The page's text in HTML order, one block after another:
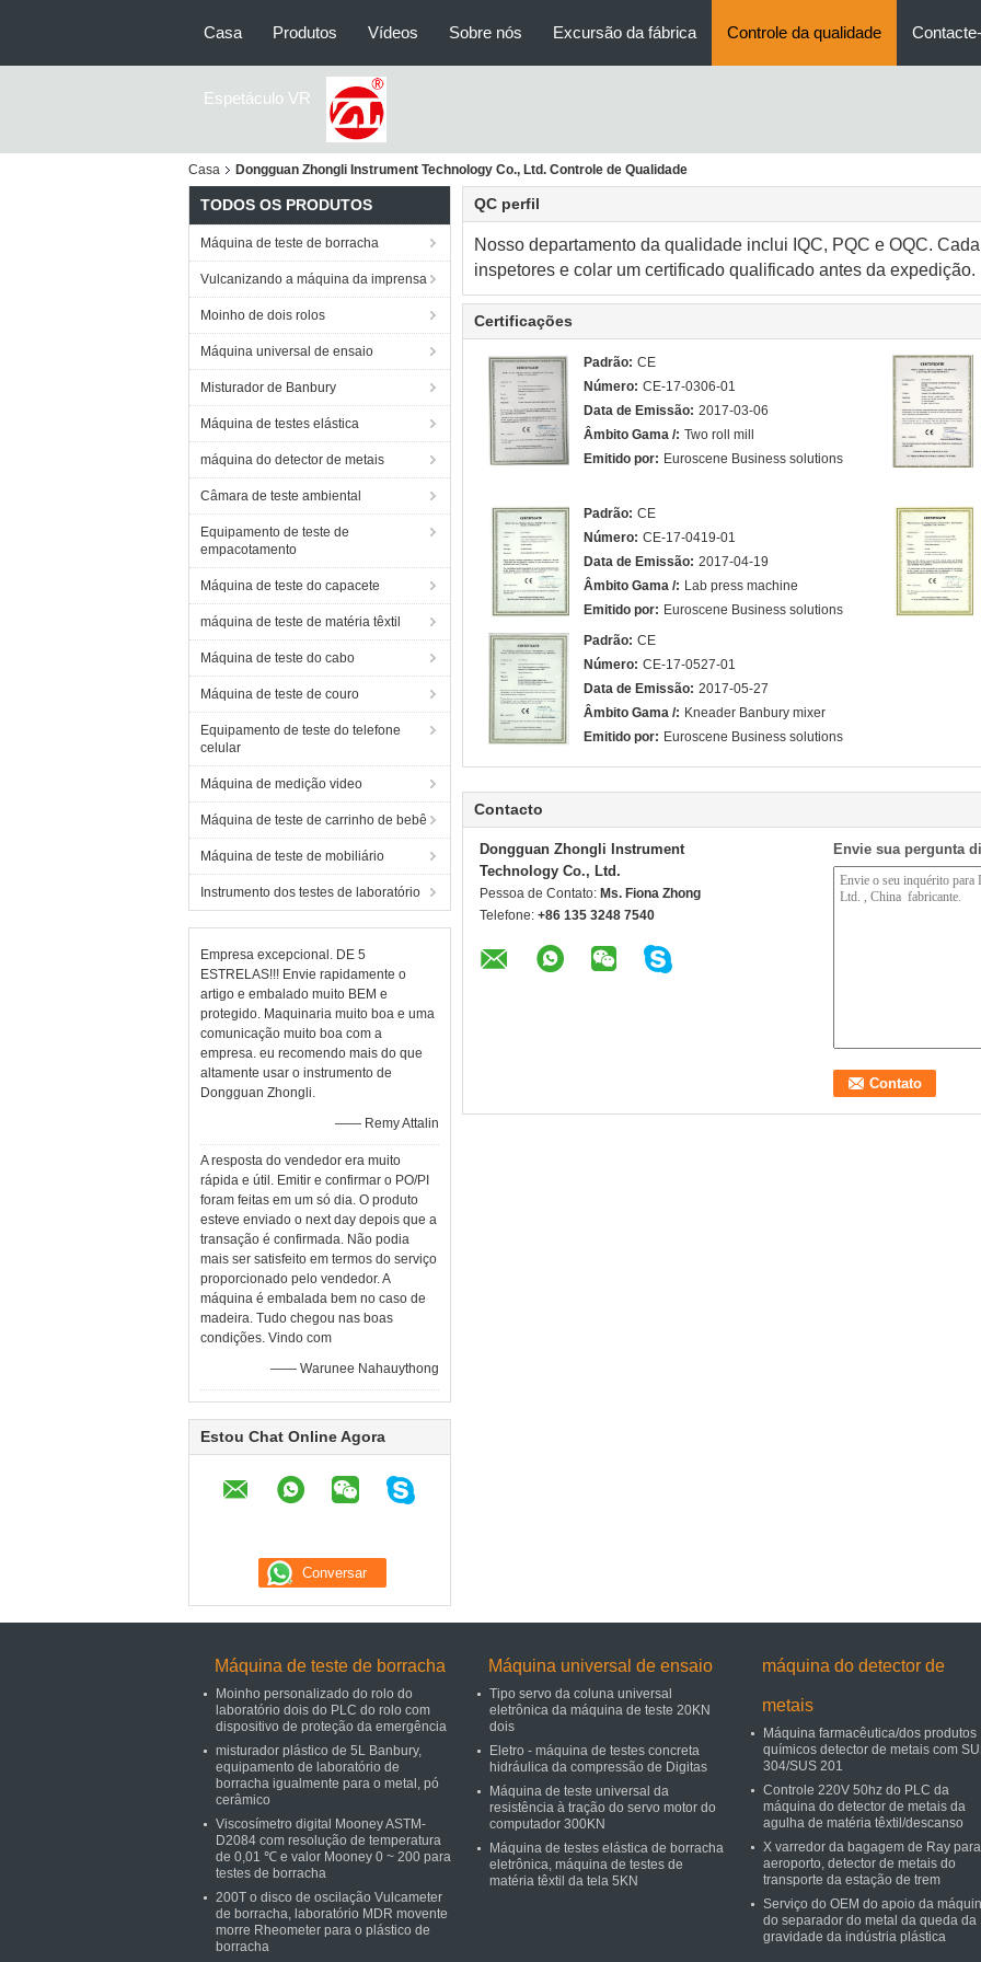
Casa Produtos Vídeos Sobre nós Excursão da fábrica Controle da qualidade
Espetáculo VR
Casa Dongguan Zhongli Instrument Technology Co., Ltd. Controle de Qualidade
TODOS OS PRODUTOS
Máquina de teste de borracha
Vulcanizando a máquina da imprensa
Moinho de dois rolos
Máquina universal de ensaio
Misturador de Banbury
Máquina de testes elástica
máquina do detector de metais
Câmara de teste ambiental
Equipamento de teste de
empacotamento
Máquina de teste do capacete
máquina de teste de matéria têxtil
Máquina de teste do cabo
Máquina de teste de couro
Equipamento de teste do telefone
celular
Máquina de medição video
Máquina de teste de carrinho de bebê
Máquina de teste de mobiliário
Instrumento dos testes de laboratório
Empresa excepcional. DE 5
ESTRELAS!!! Envie rapidamente o
artigo e embalado muito BEM e
protegido. Maquinaria muito boa e uma
comunicação muito boa com a
empresa. eu recomendo mais do que
altamente usar o instrumento de
Dongguan Zhongli.
—— Remy Attalin
A resposta do vendedor era muito
rápida e útil. Emitir e confirmar o PO/PI
foram feitas em um só dia. O produto
esteve enviado o next day depois que a
transação é confirmada. Não podia
mais ser satisfeito em termos do serviço
proporcionado pelo vendedor. A
máquina é embalada bem no caso de
madeira. Tudo chegou nas boas
condições. Vindo com
—— Warunee Nahauythong
Estou Chat Online Agora
QC perfil
Nosso departamento da qualidade inclui IQC, PQC e OQC.
inspetores e colar um certificado qualificado antes da expedição.
Certificações
Padrão: CE
Número: CE-17-0306-01
Data de Emissão: 2017-03-06
Âmbito Gama /: Two roll mill
Emitido por: Euroscene Business solutions
Padrão: CE
Número: CE-17-0419-01
Data de Emissão: 2017-04-19
Âmbito Gama /: Lab press machine
Emitido por: Euroscene Business solutions
Padrão: CE
Número: CE-17-0527-01
Data de Emissão: 2017-05-27
Âmbito Gama /: Kneader Banbury mixer
Emitido por: Euroscene Business solutions
Contacto
Dongguan Zhongli Instrument
Technology Co., Ltd.
Pessoa de Contato: Ms. Fiona Zhong
Telefone: +86 135 3248 7540
Envie sua pergunta
Máquina de teste de borracha
Moinho personalizado do rolo do
laboratório dois do PLC do rolo com
dispositivo de proteção da emergência
misturador plástico de 5L Banbury,
equipamento de laboratório de
borracha igualmente para o metal, pó
cerâmico
Viscosímetro digital Mooney ASTM-
D2084 com resolução de temperatura
de 0,01 ℃ e valor Mooney 0 ~ 200 para
testes de borracha
200T o disco de oscilação Vulcameter
de borracha, laboratório MDR movente
morre Rheometer para o plástico de
borracha
Máquina universal de ensaio
Tipo servo da coluna universal
eletrônica da máquina de teste 20KN
dois
Eletro - máquina de testes concreta
hidráulica da compressão de Digitas
Máquina de teste universal da
resistência à tração do servo motor do
computador 300KN
Máquina de testes elástica de borracha
eletrônica, máquina de testes de
matéria têxtil da tela 5KN
máquina do detector de
metais
Máquina farmacêutica/dos produtos
químicos detector de metais com
304/SUS 201
Controle 220V 50hz do PLC da
máquina do detector de metais da
agulha de matéria têxtil/descanso
X varredor da bagagem de Ray
aeroporto, detector de metais do
transporte da estação de trem
Serviço do OEM do apoio da
do separador do metal da queda da
gravidade da indústria plástica